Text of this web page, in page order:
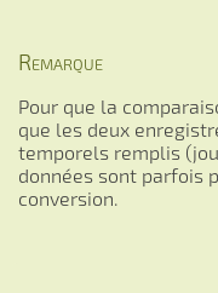
Remarque
Pour que la
que les deux
temporels remplis
données sont parfois
conversion.